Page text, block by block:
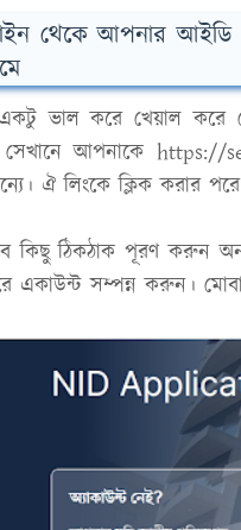
থেকে আপনার আইডি
ভাল করে খেয়াল করে
সেখানে আপনাকে https://
ঐ লিংকে ক্লিক করার
কিছু ঠিকঠাক পূরণ করুন
একাউন্ট সম্পন্ন করুন।